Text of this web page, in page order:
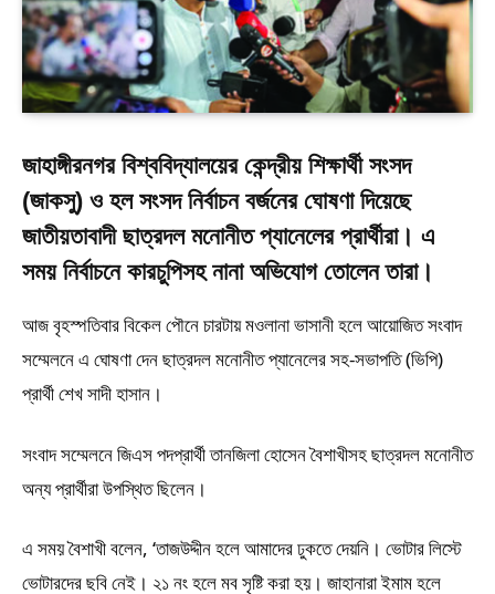
জাহাঙ্গীরনগর বিশ্ববিদ্যালয়ের কেন্দ্রীয় শিক্ষার্থী সংসদ
(জাকসু) ও হল সংসদ নির্বাচন বর্জনের ঘোষণা দিয়েছে
জাতীয়তাবাদী ছাত্রদল মনোনীত প্যানেলের প্রার্থীরা। এ
সময় নির্বাচনে কারচুপিসহ নানা অভিযোগ তোলেন তারা।
আজ বৃহস্পতিবার বিকেল পৌনে চারটায় মওলানা ভাসানী হলে আয়োজিত সংবাদ
সম্মেলনে এ ঘোষণা দেন ছাত্রদল মনোনীত প্যানেলের সহ-সভাপতি (ভিপি)
প্রার্থী শেখ সাদী হাসান।
সংবাদ সম্মেলনে জিএস পদপ্রার্থী তানজিলা হোসেন বৈশাখীসহ ছাত্রদল মনোনীত
অন্য প্রার্থীরা উপস্থিত ছিলেন।
এ সময় বৈশাখী বলেন, ‘তাজউদ্দীন হলে আমাদের ঢুকতে দেয়নি। ভোটার লিস্টে
ভোটারদের ছবি নেই। ২১ নং হলে মব সৃষ্টি করা হয়। জাহানারা ইমাম হলে